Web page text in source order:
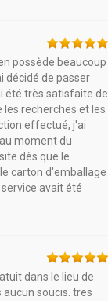
possède beaucoup
décidé de passer
été très satisfaite de
recherches et les
effectué, j'ai
moment du
dès que le
carton d'emballage
avait été
dans le lieu de
soucis. tres